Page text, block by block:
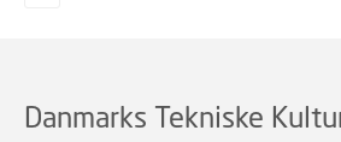
Danmarks Tekniske